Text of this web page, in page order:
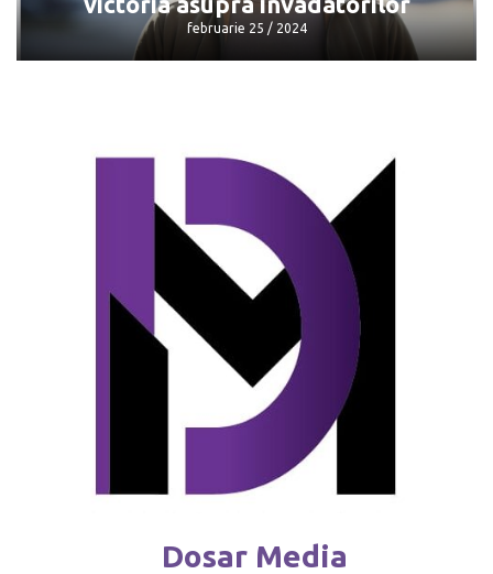
februarie 25 / 2024
Zelenski se declară convins de victoria
asupra invadatorilor
Dosar Media